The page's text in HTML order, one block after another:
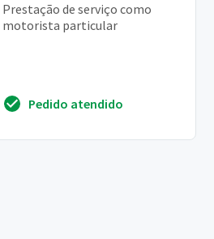
Prestação de serviço como
motorista particular
Pedido atendido